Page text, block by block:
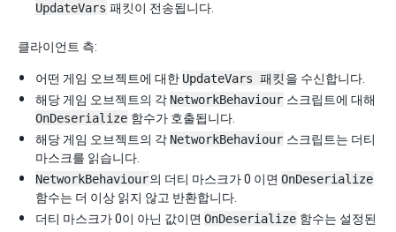
UpdateVars 패킷이 전송됩니다.
클라이언트 측:
어떤 게임 오브젝트에 대한 UpdateVars 패킷 을 수신합니다.
해당 게임 오브젝트의 각 NetworkBehaviour 스크립트에 대해
OnDeserialize 함수가 호출됩니다.
해당 게임 오브젝트의 각 NetworkBehaviour 스크립트는 더티
마스크를 읽습니다.
NetworkBehaviour의 더티 마스크가 0 이면 OnDeserialize
함수는 더 이상 읽지 않고 반환합니다.
더티 마스크가 0이 아닌 값이면 OnDeserialize 함수는 설정된